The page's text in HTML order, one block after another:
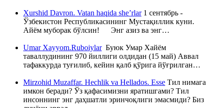
Xurshid Davron. Vatan haqida she’rlar1 сентябрь -
Ўзбекистон Республикасининг Мустақиллик куни.
Айём муборак бўлсин! Энг азиз ва энг…
Umar Xayyom.RuboiylarБуюк Умар Хайём
таваллудининг 970 йиллиги олдидан (15 май) Аввал
тафаккурда туғилиб, кейин қалб қўрига йўғрилган…
Mirzohid Muzaffar. Hechlik va Hellados. Esse Тил нимага
имкон беради? Ўз қафасимизни яратишгами? Тил
инсоннинг энг даҳшатли эринчоқлиги эмасмиди? Биз